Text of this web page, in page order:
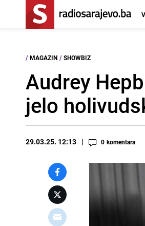
/ MAGAZIN / SHOWBIZ
Audrey
jelo
29.03.25. 12:13 0 komentara